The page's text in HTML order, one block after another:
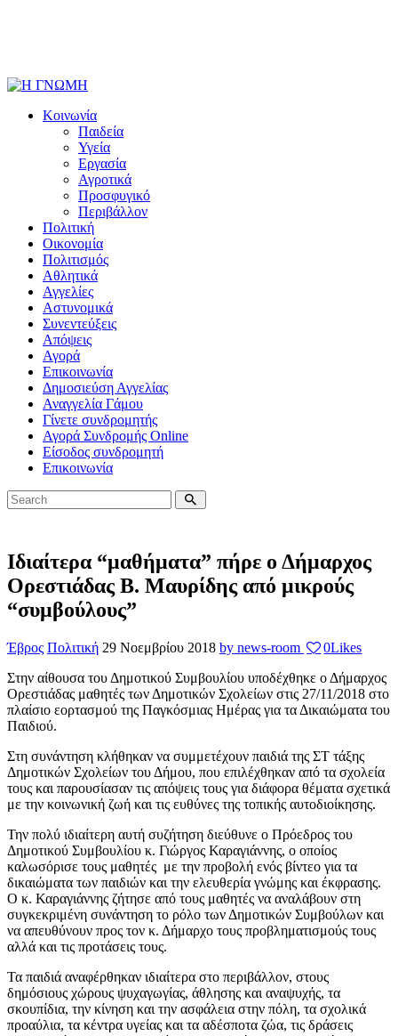
Κοινωνία
Παιδεία
Υγεία
Εργασία
Αγροτικά
Προσφυγικό
Περιβάλλον
Πολιτική
Οικονομία
Πολιτισμός
Αθλητικά
Αγγελίες
Αστυνομικά
Συνεντεύξεις
Απόψεις
Αγορά
Επικοινωνία
Δημοσιεύση Αγγελίας
Αναγγελία Γάμου
Γίνετε συνδρομητής
Αγορά Συνδρομής Online
Είσοδος συνδρομητή
Επικοινωνία
Ιδιαίτερα “μαθήματα” πήρε ο Δήμαρχος
Ορεστιάδας Β. Μαυρίδης από μικρούς
“συμβούλους”
Έβρος Πολιτική 29 Νοεμβρίου 2018 by news-room 0Likes
Στην αίθουσα του Δημοτικού Συμβουλίου υποδέχθηκε ο Δήμαρχος
Ορεστιάδας μαθητές των Δημοτικών Σχολείων στις 27/11/2018 στο
πλαίσιο εορτασμού της Παγκόσμιας Ημέρας για τα Δικαιώματα του
Παιδιού.
Στη συνάντηση κλήθηκαν να συμμετέχουν παιδιά της ΣΤ τάξης
Δημοτικών Σχολείων του Δήμου, που επιλέχθηκαν από τα σχολεία
τους και παρουσίασαν τις απόψεις τους για διάφορα θέματα σχετικά
με την κοινωνική ζωή και τις ευθύνες της τοπικής αυτοδιοίκησης.
Την πολύ ιδιαίτερη αυτή συζήτηση διεύθυνε ο Πρόεδρος του
Δημοτικού Συμβουλίου κ. Γιώργος Καραγιάννης, ο οποίος
καλωσόρισε τους μαθητές με την προβολή ενός βίντεο για τα
δικαιώματα των παιδιών και την ελευθερία γνώμης και έκφρασης.
Ο κ. Καραγιάννης ζήτησε από τους μαθητές να αναλάβουν στη
συγκεκριμένη συνάντηση το ρόλο των Δημοτικών Συμβούλων και
να απευθύνουν προς τον κ. Δήμαρχο τους προβληματισμούς τους
αλλά και τις προτάσεις τους.
Τα παιδιά αναφέρθηκαν ιδιαίτερα στο περιβάλλον, στους
δημόσιους χώρους ψυχαγωγίας, άθλησης και αναψυχής, τα
σκουπίδια, την κίνηση και την ασφάλεια στην πόλη, τα σχολικά
προαύλια, τα κέντρα υγείας και τα αδέσποτα ζώα, τις δράσεις